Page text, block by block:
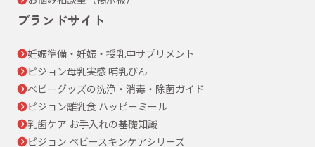
ブランドサイト
妊娠準備・妊娠・授乳中サプリメント
ピジョン母乳実感 哺乳びん
ベビーグッズの洗浄・消毒・除菌ガイド
ピジョン離乳食 ハッピーミール
乳歯ケア お手入れの基礎知識
ピジョン ベビースキンケアシリーズ